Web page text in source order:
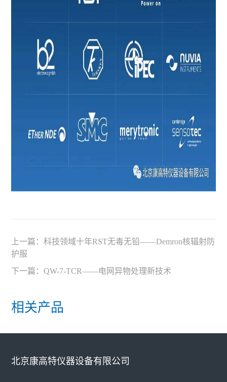
上一篇：科技领域十年RST无毒无铅——Demron核辐射防
护服
下一篇：QW-7-TCR——电网异物处理新技术
相关产品
北京康高特仪器设备有限公司